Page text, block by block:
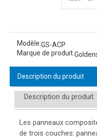
Modèle:GS-ACP
Marque de produit:
Description du produit
Description du produit
Les panneaux
de trois couches: